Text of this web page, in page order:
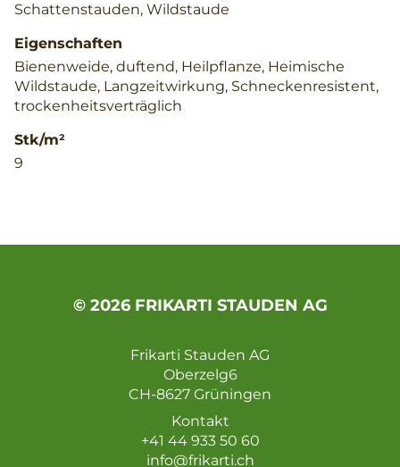
Schattenstauden, Wildstaude
Eigenschaften
Bienenweide, duftend, Heilpflanze, Heimische
Wildstaude, Langzeitwirkung, Schneckenresistent,
trockenheitsverträglich
Stk/m²
9
© 2026 FRIKARTI STAUDEN AG
Frikarti Stauden AG
Oberzelg6
CH-8627 Grüningen
Kontakt
+41 44 933 50 60
info@frikarti.ch